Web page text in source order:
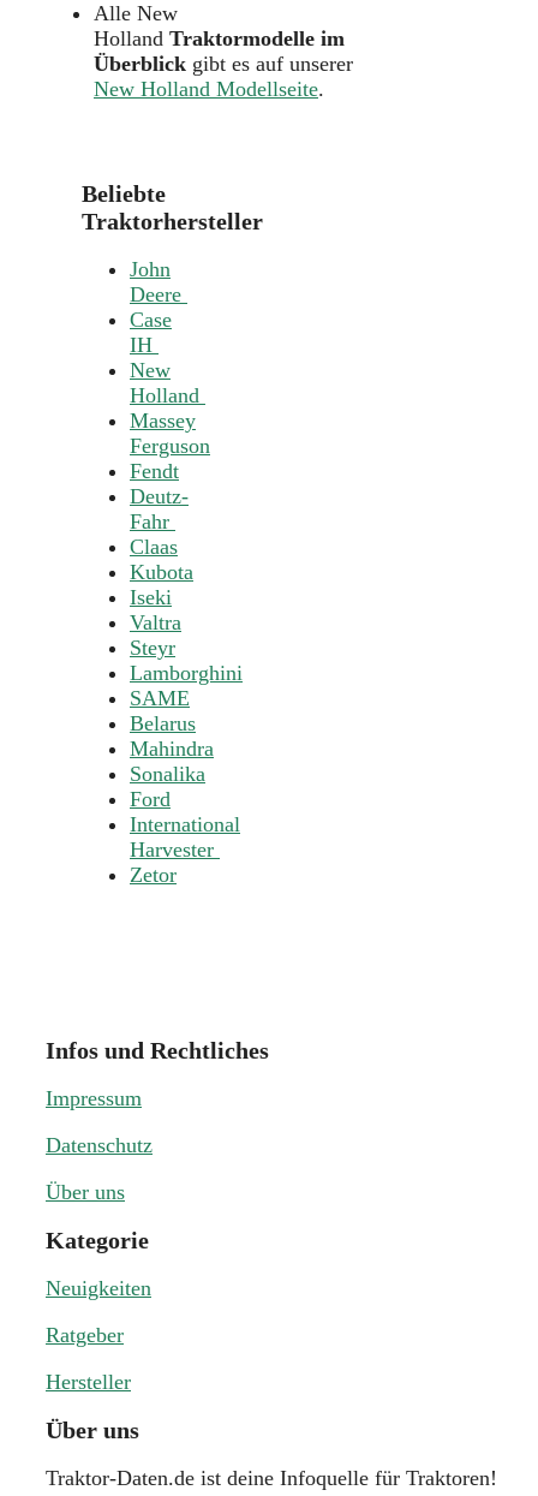
Alle New
Holland Traktormodelle im
Überblick gibt es auf unserer
New Holland Modellseite.
Beliebte
Traktorhersteller
John
Deere
Case
IH
New
Holland
Massey
Ferguson
Fendt
Deutz-
Fahr
Claas
Kubota
Iseki
Valtra
Steyr
Lamborghini
SAME
Belarus
Mahindra
Sonalika
Ford
International
Harvester
Zetor
Infos und Rechtliches
Impressum
Datenschutz
Über uns
Kategorie
Neuigkeiten
Ratgeber
Hersteller
Über uns
Traktor-Daten.de ist deine Infoquelle für Traktoren!